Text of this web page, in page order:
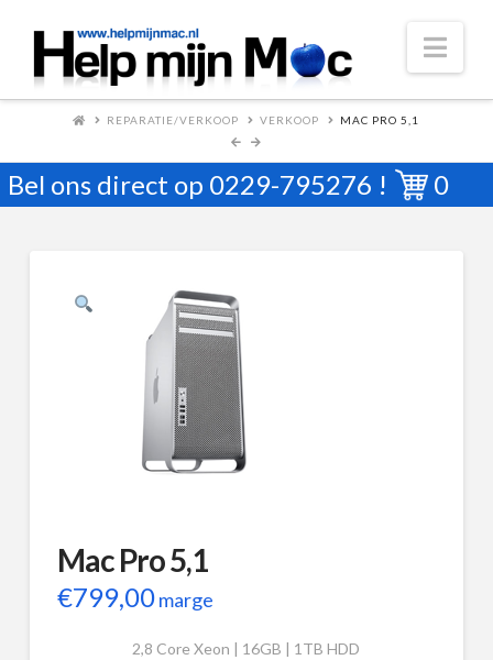
REPARATIE/VERKOOP VERKOOP MAC PRO 5,1
Bel ons direct op 0229-795276 ! 0
Mac Pro 5,1
€799,00marge
2,8 Core Xeon | 16GB | 1TB HDD